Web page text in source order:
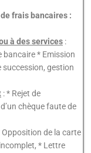
frais bancaires :
à des services :
bancaire * Emission
succession, gestion
: * Rejet de
chèque faute de
Opposition de la carte
* Lettre